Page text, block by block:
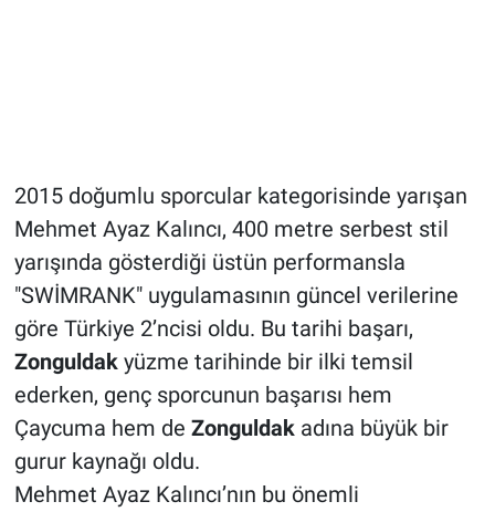
2015 doğumlu sporcular kategorisinde yarışan
Mehmet Ayaz Kalıncı, 400 metre serbest stil
yarışında gösterdiği üstün performansla
"SWİMRANK" uygulamasının güncel verilerine
göre Türkiye 2’ncisi oldu. Bu tarihi başarı,
Zonguldakyüzme tarihinde bir ilki temsil
ederken, genç sporcunun başarısı hem
Çaycuma hem de Zonguldakadına büyük bir
gurur kaynağı oldu.
Mehmet Ayaz Kalıncı’nın bu önemli